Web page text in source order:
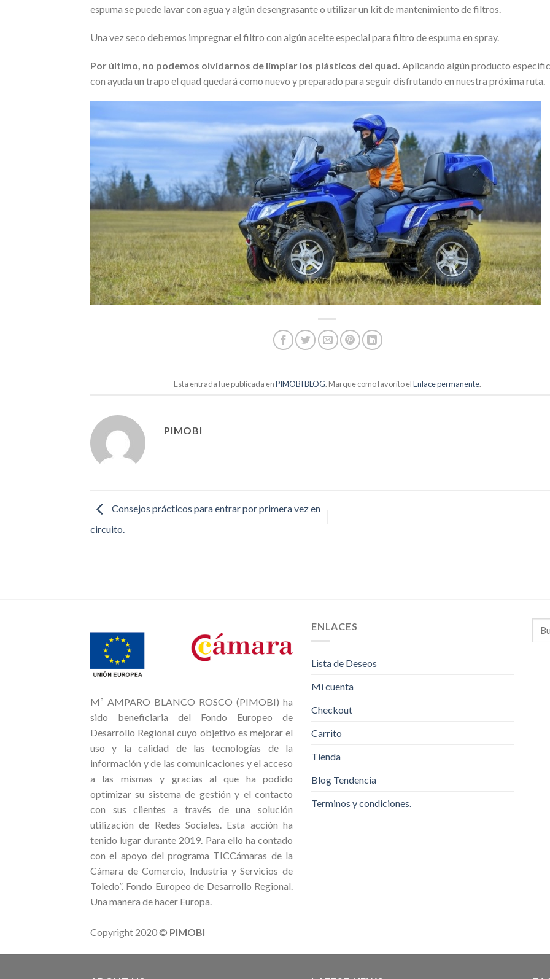
espuma se puede lavar con agua y algún desengrasante o utilizar un kit de mantenimiento de filtros.
Una vez seco debemos impregnar el filtro con algún aceite especial para filtro de espuma en spray.
Por último, no podemos olvidarnos de limpiar los plásticos del quad. Aplicando algún producto
con ayuda un trapo el quad quedará como nuevo y preparado para seguir disfrutando en nuestra próxima ruta.
Esta entrada fue publicada enPIMOBI BLOG. Marque como favorito elEnlace permanente.
PIMOBI
Consejos prácticos para entrar por primera vez en
circuito.
Mª AMPARO BLANCO ROSCO (PIMOBI) ha
sido beneficiaria del Fondo Europeo de
Desarrollo Regional cuyo objetivo es mejorar el
uso y la calidad de las tecnologías de la
información y de las comunicaciones y el acceso
a las mismas y gracias al que ha podido
optimizar su sistema de gestión y el contacto
con sus clientes a través de una solución
utilización de Redes Sociales. Esta acción ha
tenido lugar durante 2019. Para ello ha contado
con el apoyo del programa TICCámaras de la
Cámara de Comercio, Industria y Servicios de
Toledo”. Fondo Europeo de Desarrollo Regional.
Una manera de hacer Europa.
Copyright 2020 © PIMOBI
ENLACES
Lista de Deseos
Mi cuenta
Checkout
Carrito
Tienda
Blog Tendencia
Terminos y condiciones.